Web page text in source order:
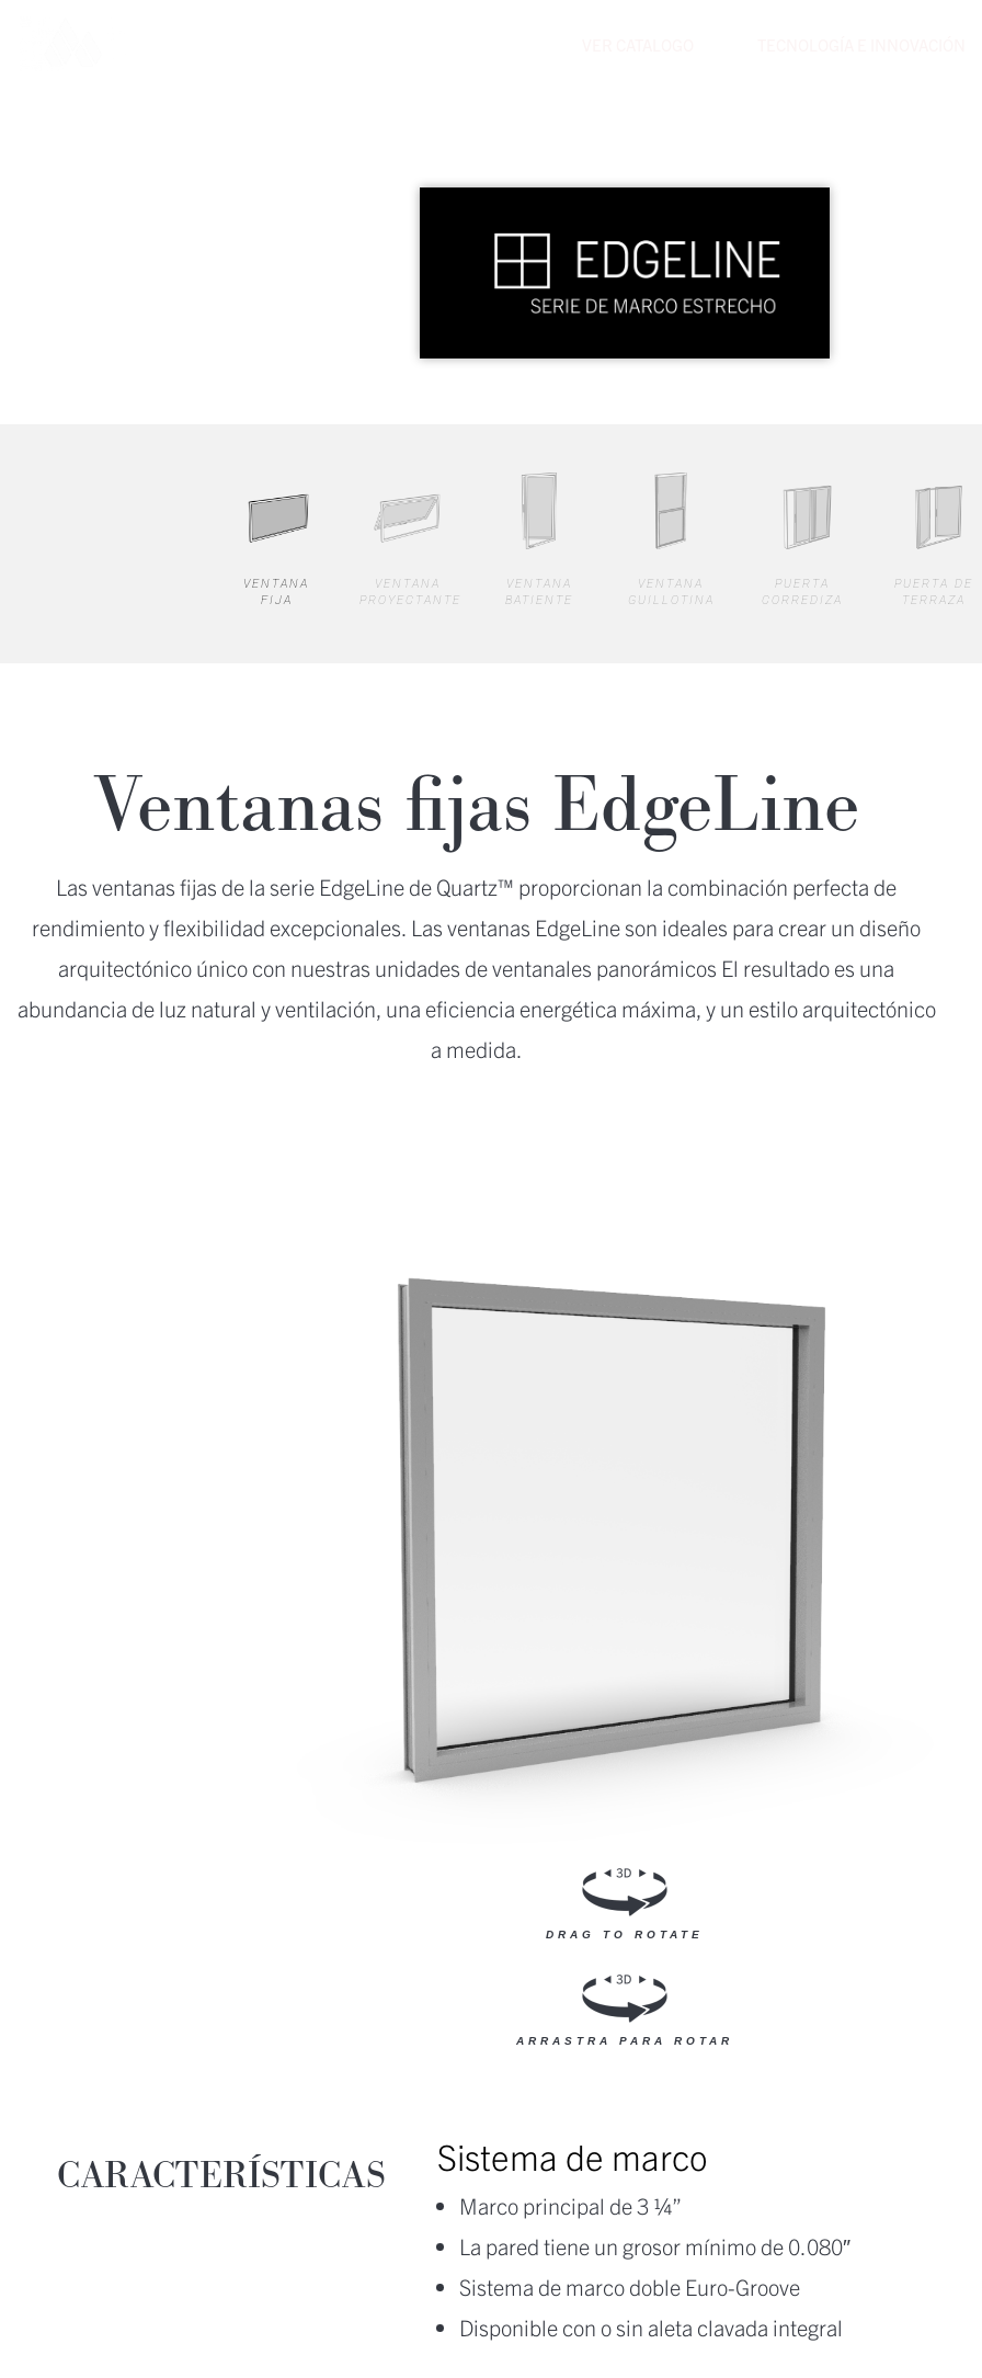
VENTANA
FIJA
VENTANA
PROYECTANTE
VENTANA
BATIENTE
VENTANA
GUILLOTINA
PUERTA
CORREDIZA
PUERTA DE
TERRAZA
Ventanas fijas EdgeLine
Las ventanas fijas de la serie EdgeLine de Quartz™ proporcionan la combinación perfecta de
rendimiento y flexibilidad excepcionales. Las ventanas EdgeLine son ideales para crear un diseño
arquitectónico único con nuestras unidades de ventanales panorámicos El resultado es una
abundancia de luz natural y ventilación, una eficiencia energética máxima, y un estilo arquitectónico
a medida.
DRAG TO ROTATE
ARRASTRA PARA ROTAR
CARACTERÍSTICAS Sistema de marco
Marco principal de 3 ¼”
La pared tiene un grosor mínimo de 0.080″
Sistema de marco doble Euro-Groove
Disponible con o sin aleta clavada integral